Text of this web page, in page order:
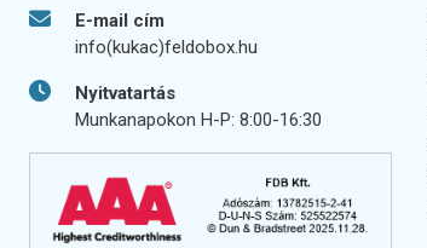
E-mail cím
info(kukac)feldobox.hu
Nyitvatartás
Munkanapokon H-P: 8:00-16:30